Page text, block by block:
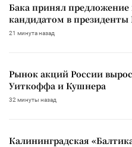
Бака принял
кандидатом в президенты
21 минута назад
Рынок акций России
Уиткоффа и Кушнера
32 минуты назад
Калининградская